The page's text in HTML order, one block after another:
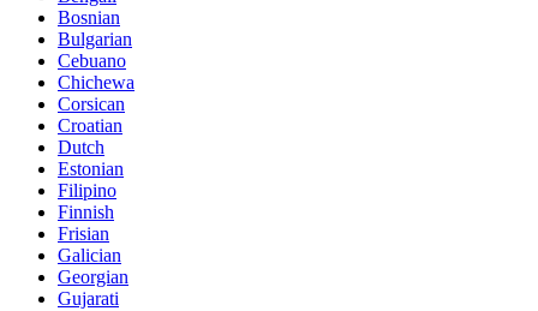
Bosnian
Bulgarian
Cebuano
Chichewa
Corsican
Croatian
Dutch
Estonian
Filipino
Finnish
Frisian
Galician
Georgian
Gujarati